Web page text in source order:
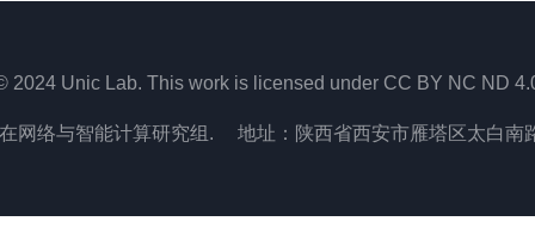
2024 Unic Lab. This work is licensed under CC BY NC ND
网络与智能计算研究组. 地址：陕西省西安市雁塔区太白南